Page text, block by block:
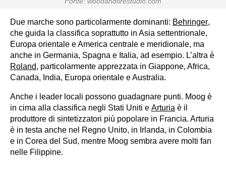
Due marche sono particolarmente dominanti: Behringer,
che guida la classifica soprattutto in Asia settentrionale,
Europa orientale e America centrale e meridionale, ma
anche in Germania, Spagna e Italia, ad esempio. L’altra è
Roland, particolarmente apprezzata in Giappone, Africa,
Canada, India, Europa orientale e Australia.
Anche i leader locali possono guadagnare punti. Moog è
in cima alla classifica negli Stati Uniti e Arturia è il
produttore di sintetizzatori più popolare in Francia. Arturia
è in testa anche nel Regno Unito, in Irlanda, in Colombia
e in Corea del Sud, mentre Moog sembra avere molti fan
nelle Filippine.